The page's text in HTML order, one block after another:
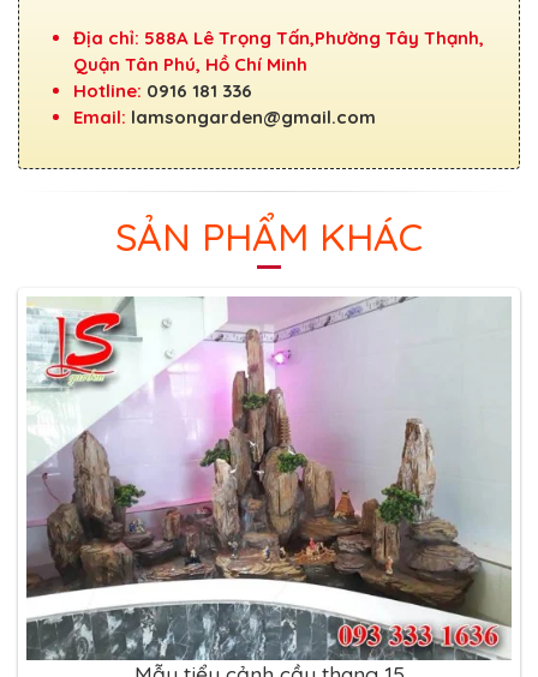
Địa chỉ: 588A Lê Trọng Tấn,Phường Tây Thạnh,
Quận Tân Phú, Hồ Chí Minh
Hotline: 0916 181 336
Email: lamsongarden@gmail.com
SẢN PHẨM KHÁC